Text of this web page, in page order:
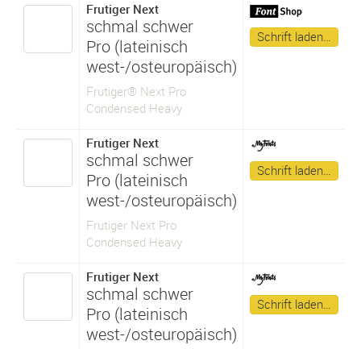
Frutiger Next
schmal schwer
Pro (lateinisch
west-/osteuropäisch)
Frutiger® Next Pro
Condensed Heavy
Schrift laden…
Frutiger Next
schmal schwer
Pro (lateinisch
west-/osteuropäisch)
Frutiger Next Pro
Condensed Heavy
Schrift laden…
Frutiger Next
schmal schwer
Pro (lateinisch
west-/osteuropäisch)
Schrift laden…